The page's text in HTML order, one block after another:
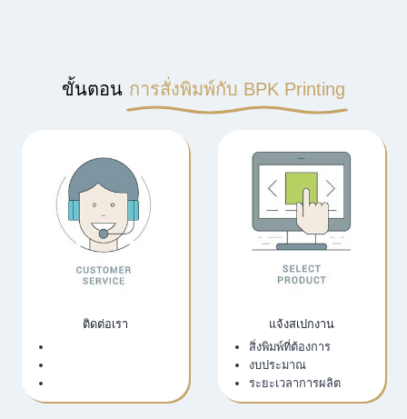
ขั้นตอน การสั่งพิมพ์กับ BPK Printing
ติดต่อเรา
แจ้งสเปกงาน
สิ่งพิมพ์ที่ต้องการ
งบประมาณ
ระยะเวลาการผลิต